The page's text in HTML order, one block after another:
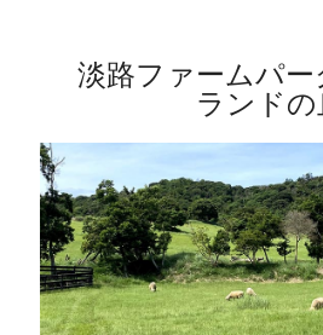
淡路ファームパ
ランドの